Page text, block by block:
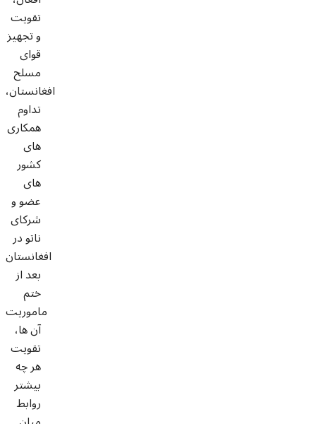
تقویت
و تجهیز
قوای
مسلح
افغانستان،
تداوم
همکاری
های
کشور
های
عضو و
شرکای
ناتو در
افغانستان
بعد از
ختم
ماموریت
آن ها،
تقویت
هر چه
بیشتر
روابط